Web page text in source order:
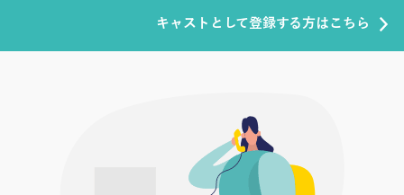
キャストとして登録する方はこちら